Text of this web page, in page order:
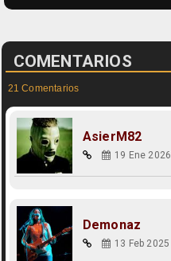
COMENTARIOS
21 Comentarios
AsierM82
19 Ene 2026
Demonaz
13 Feb 2025